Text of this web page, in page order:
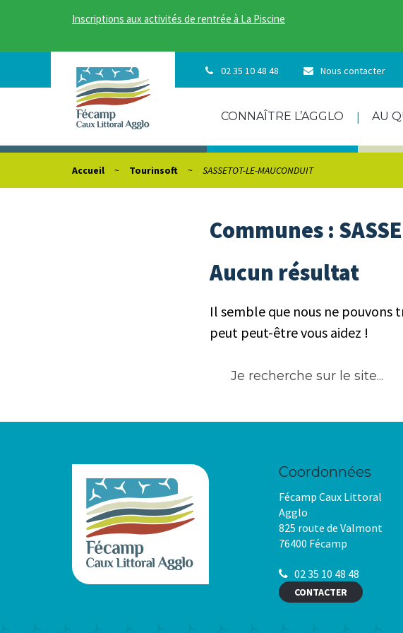
Inscriptions aux activités de rentrée à La Piscine
02 35 10 48 48 Nous contacter
CONNAÎTRE L’AGGLO AU
Accueil Tourinsoft SASSETOT-LE-MAUCONDUIT
Communes :
Aucun résultat
Il semble que nous ne pouvons
peut peut-être vous aidez !
Coordonnées
Fécamp Caux Littoral
Agglo
825 route de Valmont
76400 Fécamp
02 35 10 48 48
CONTACTER